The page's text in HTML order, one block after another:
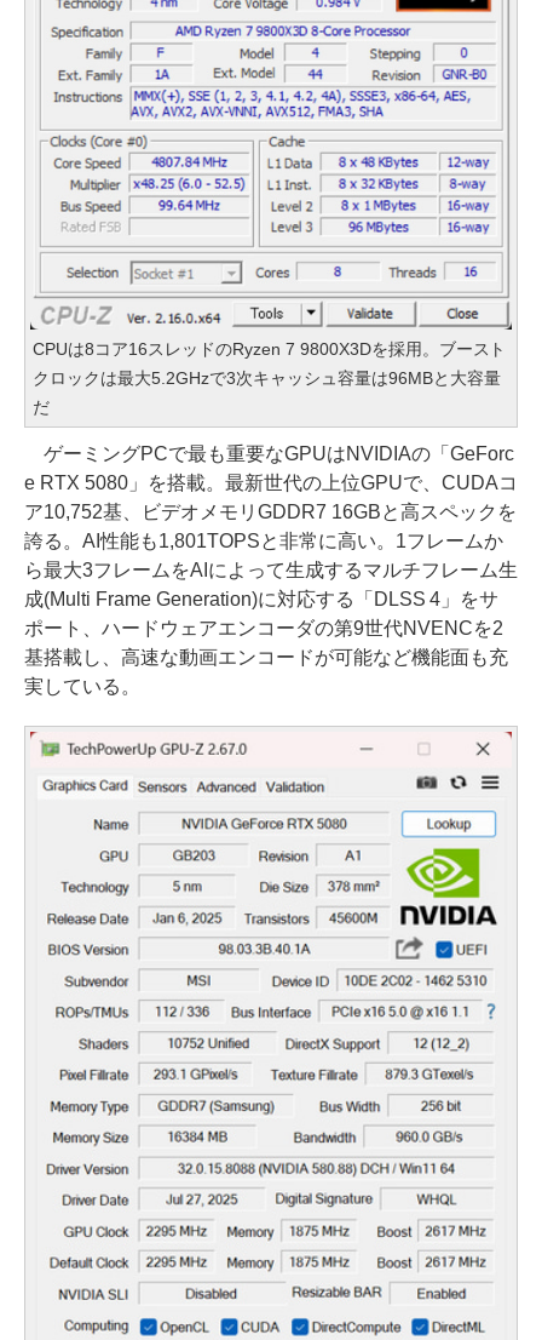
CPUは8コア16スレッドのRyzen 7 9800X3Dを採用。ブースト
クロックは最大5.2GHzで3次キャッシュ容量は96MBと大容量
だ
ゲーミングPCで最も重要なGPUはNVIDIAの「GeForc
e RTX 5080」を搭載。最新世代の上位GPUで、CUDAコ
ア10,752基、ビデオメモリGDDR7 16GBと高スペックを
誇る。AI性能も1,801TOPSと非常に高い。1フレームか
ら最大3フレームをAIによって生成するマルチフレーム生
成(Multi Frame Generation)に対応する「DLSS 4」をサ
ポート、ハードウェアエンコーダの第9世代NVENCを2
基搭載し、高速な動画エンコードが可能など機能面も充
実している。